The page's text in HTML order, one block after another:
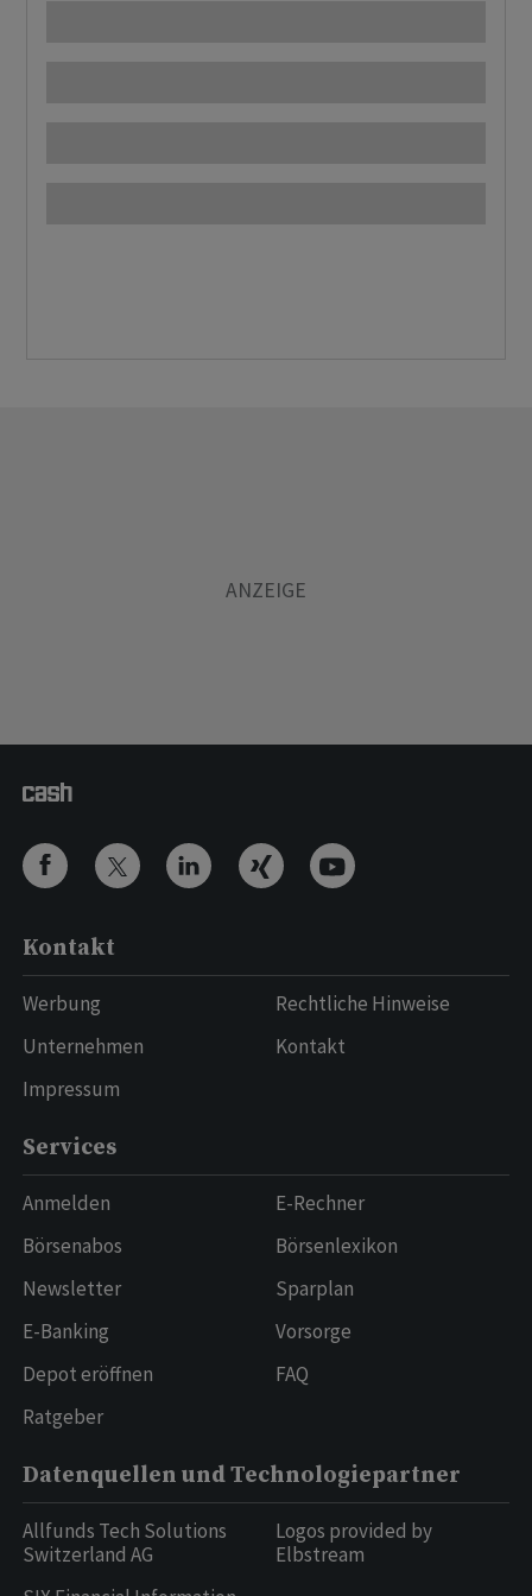
Kontakt
Werbung
Unternehmen
Impressum
Rechtliche Hinweise
Kontakt
Services
Anmelden
Börsenabos
Newsletter
E-Banking
Depot eröffnen
Ratgeber
E-Rechner
Börsenlexikon
Sparplan
Vorsorge
FAQ
Datenquellen und Technologiepartner
Allfunds Tech Solutions
Switzerland AG
Logos provided by
Elbstream